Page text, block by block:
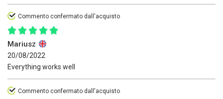
Commento confermato dall'acquisto
Mariusz
20/08/2022
Everything works well
Commento confermato dall'acquisto